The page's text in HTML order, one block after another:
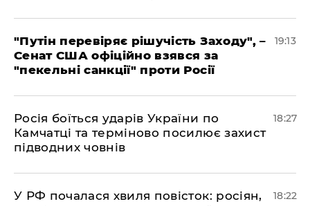
​"Путін перевіряє рішучість Заходу", –
Сенат США офіційно взявся за
"пекельні санкції" проти Росії
19:13
​Росія боїться ударів України по
Камчатці та терміново посилює захист
підводних човнів
18:27
​У РФ почалася хвиля повісток: росіян,
18:22